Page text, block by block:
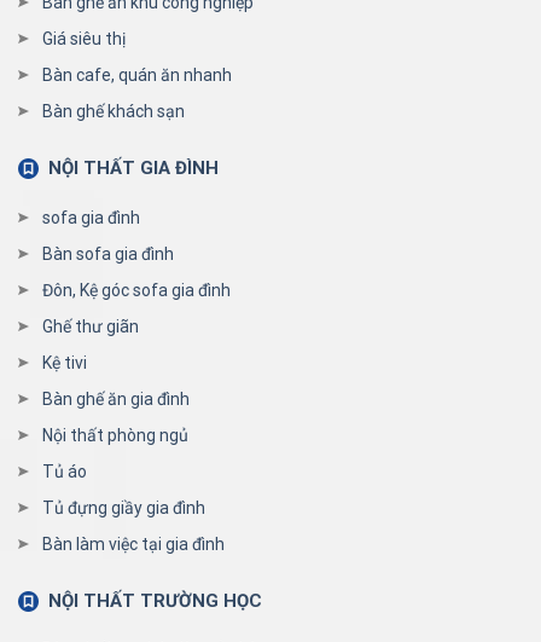
Giá siêu thị
Bàn cafe, quán ăn nhanh
Bàn ghế khách sạn
NỘI THẤT GIA ĐÌNH
sofa gia đình
Bàn sofa gia đình
Đôn, Kệ góc sofa gia đình
Ghế thư giãn
Kệ tivi
Bàn ghế ăn gia đình
Nội thất phòng ngủ
Tủ áo
Tủ đựng giầy gia đình
Bàn làm việc tại gia đình
NỘI THẤT TRƯỜNG HỌC